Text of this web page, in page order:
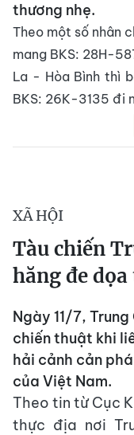
thương nhẹ.
Theo một số nhân
mang BKS: 28H-
La - Hòa Bình thì
BKS: 26K-3135 đi
XÃ HỘI
Tàu chiến
hăng đe
Ngày 11/7,
chiến thuật khi
hải cảnh cản
của Việt Nam.
Theo tin từ Cục
thực địa nơi